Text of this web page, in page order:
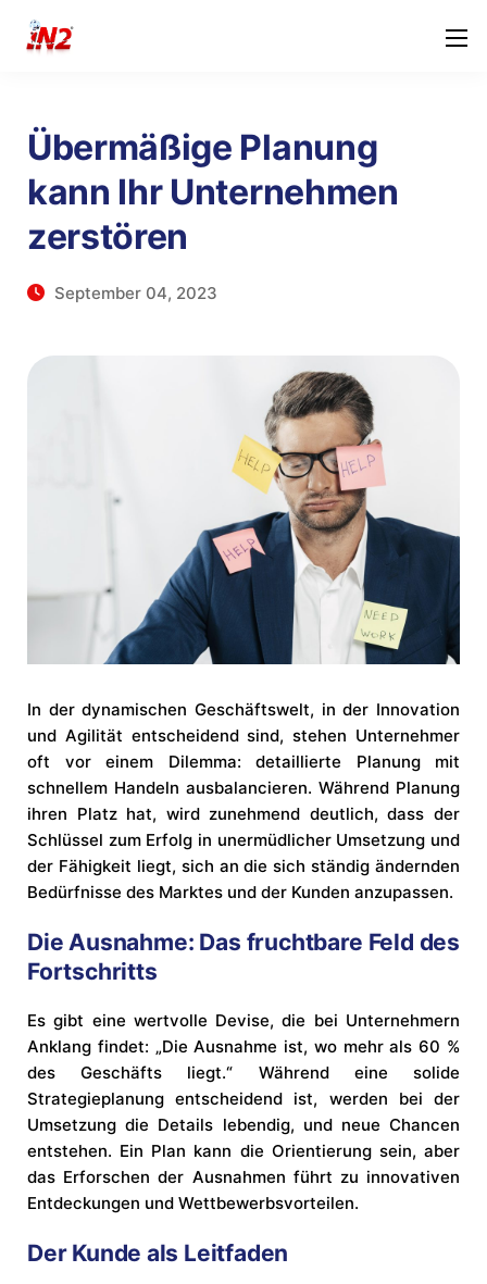
Übermäßige Planung
kann Ihr Unternehmen
zerstören
September 04, 2023
In der dynamischen Geschäftswelt, in der Innovation
und Agilität entscheidend sind, stehen Unternehmer
oft vor einem Dilemma: detaillierte Planung mit
schnellem Handeln ausbalancieren. Während Planung
ihren Platz hat, wird zunehmend deutlich, dass der
Schlüssel zum Erfolg in unermüdlicher Umsetzung und
der Fähigkeit liegt, sich an die sich ständig ändernden
Bedürfnisse des Marktes und der Kunden anzupassen.
Die Ausnahme: Das fruchtbare Feld des
Fortschritts
Es gibt eine wertvolle Devise, die bei Unternehmern
Anklang findet: „Die Ausnahme ist, wo mehr als 60 %
des Geschäfts liegt.“ Während eine solide
Strategieplanung entscheidend ist, werden bei der
Umsetzung die Details lebendig, und neue Chancen
entstehen. Ein Plan kann die Orientierung sein, aber
das Erforschen der Ausnahmen führt zu innovativen
Entdeckungen und Wettbewerbsvorteilen.
Der Kunde als Leitfaden